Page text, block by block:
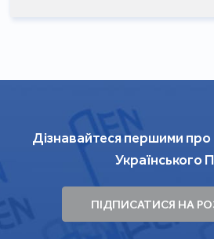
Дізнавайтеся першими про
Українського
ПІДПИСАТИСЯ НА